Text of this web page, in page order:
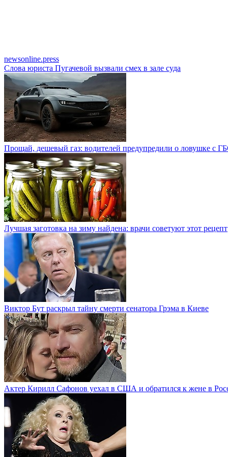
newsonline.press
Слова юриста Пугачевой вызвали смех в зале суда
Прощай, дешевый газ: водителей предупредили о ловушке с
Лучшая заготовка на зиму найдена: врачи советуют этот рецепт
Виктор Бут раскрыл тайну смерти сенатора Грэма в Киеве
Актер Кирилл Сафонов уехал в США и обратился к жене в